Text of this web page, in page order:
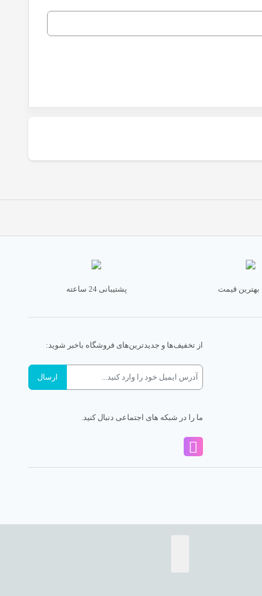
قیمت پشتیبانی 24 ساعته
از تخفیف‌ها و جدیدترین‌های فروشگاه باخبر شوید:
ما را در شبکه های اجتماعی دنبال کنید.